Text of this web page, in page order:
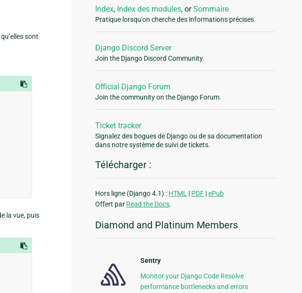
sont
la vue, puis
Index, Index des modules, orSommaire
Pratique lorsqu'on cherche des informations précises.
Django Discord Server
Join the Django Discord Community.
Official Django Forum
Join the community on the Django Forum.
Ticket tracker
Signalez des bogues de Django ou de sa documentation
dans notre système de suivi de tickets.
Télécharger :
Hors ligne (Django 4.1) : HTML | PDF |ePub
Offert par Read the Docs.
Diamond and Platinum Members
Sentry
Monitor your Django Code Resolve
performance bottlenecks and errors